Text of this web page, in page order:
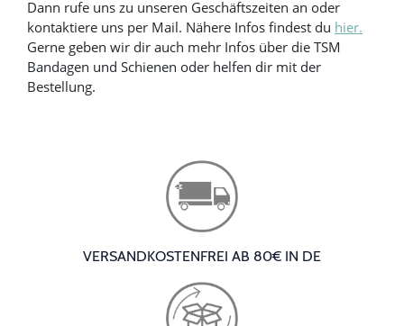
Dann rufe uns zu unseren Geschäftszeiten an oder
kontaktiere uns per Mail. Nähere Infos findest du hier.
Gerne geben wir dir auch mehr Infos über die TSM
Bandagen und Schienen oder helfen dir mit der
Bestellung.
VERSANDKOSTENFREI AB 80€ IN DE